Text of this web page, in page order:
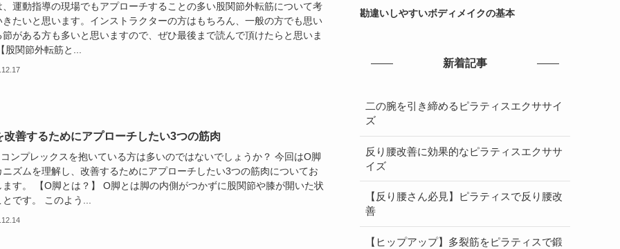
、運動指導の現場でもアプローチすることの多い股関節外転筋について考
きたいと思います。インストラクターの方はもちろん、一般の方でも思い
節がある方も多いと思いますので、ぜひ最後まで読んで頂けたらと思いま
股関節外転筋と...
改善するためにアプローチしたい3つの筋肉
ンプレックスを抱いている方は多いのではないでしょうか？ 今回はO脚
ニズムを理解し、改善するためにアプローチしたい3つの筋肉についてお
ます。 【O脚とは？】 O脚とは脚の内側がつかずに股関節や膝が開いた状
です。 このよう...
勘違いしやすいボディメイクの基本
新着記事
二の腕を引き締めるピラティスエクササイ
ズ
反り腰改善に効果的なピラティスエクササ
イズ
【反り腰さん必見】ピラティスで反り腰改
善
【ヒップアップ】多裂筋をピラティスで鍛